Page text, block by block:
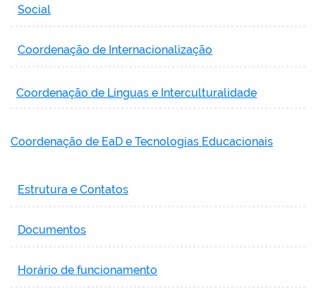
Social
Coordenação de Internacionalização
Coordenação de Línguas e Interculturalidade
Coordenação de EaD e Tecnologias Educacionais
Estrutura e Contatos
Documentos
Horário de funcionamento